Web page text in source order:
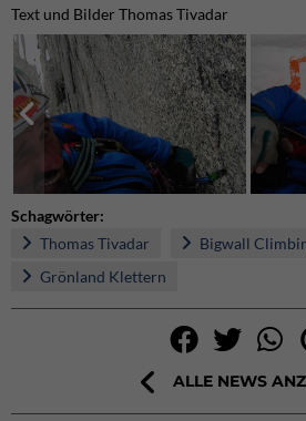
Text und Bilder Thomas Tivadar
Schagwörter:
Thomas Tivadar
Bigwall
Grönland Klettern
ALLE NEWS